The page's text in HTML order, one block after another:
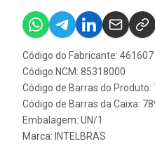
Código do Fabricante:
Código NCM: 85318000
Código de Barras do Produto:
Código de Barras da Caixa:
Embalagem: UN/1
Marca: INTELBRAS